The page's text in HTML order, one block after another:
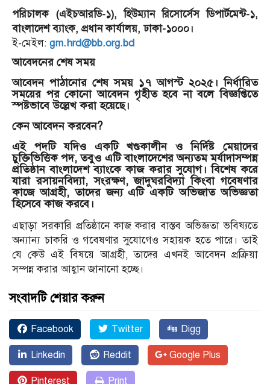
পরিচালক (এইচআরডি-১), হিউম্যান রিসোর্সেস ডিপার্টমেন্ট-১,
বাংলাদেশ ব্যাংক, প্রধান কার্যালয়, ঢাকা-১০০০।
ই-মেইল: gm.hrd@bb.org.bd
আবেদনের শেষ সময়
আবেদন পাঠানোর শেষ সময় ১৭ আগস্ট ২০২৫। নির্ধারিত
সময়ের পর কোনো আবেদন গৃহীত হবে না বলে বিজ্ঞপ্তিতে
স্পষ্টভাবে উল্লেখ করা হয়েছে।
কেন আবেদন করবেন?
এই পদটি যদিও একটি খণ্ডকালীন ও নির্দিষ্ট মেয়াদের
চুক্তিভিত্তিক পদ, তবুও এটি বাংলাদেশের অন্যতম মর্যাদাসম্পন্ন
প্রতিষ্ঠান বাংলাদেশ ব্যাংকে কাজ করার সুযোগ। বিশেষ করে
যারা রসায়নবিদ্যা, সংরক্ষণ, জাদুঘরবিদ্যা কিংবা গবেষণার
কাজে আগ্রহী, তাদের জন্য এটি একটি অভিজাত অভিজ্ঞতা
হিসেবে কাজ করবে।
এছাড়া সরকারি প্রতিষ্ঠানে কাজ করার বাস্তব অভিজ্ঞতা ভবিষ্যতে
অন্যান্য চাকরি ও গবেষণার সুযোগেও সহায়ক হতে পারে। তাই
যে কেউ এই বিষয়ে আগ্রহী, তাদের এখনই আবেদন প্রক্রিয়া
সম্পন্ন করার আহ্বান জানানো হচ্ছে।
সংবাদটি শেয়ার করুন
Facebook Twitter Digg
Linkedin Reddit Google Plus
Pinterest Print